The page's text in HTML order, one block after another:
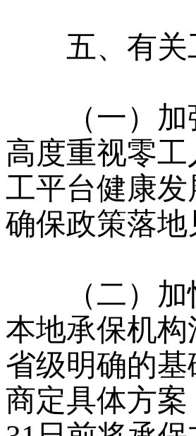
五、有关
（一）加强
高度重视零
工平台健康
确保政策落地
（二）加快
本地承保机
省级明确的
商定具体方